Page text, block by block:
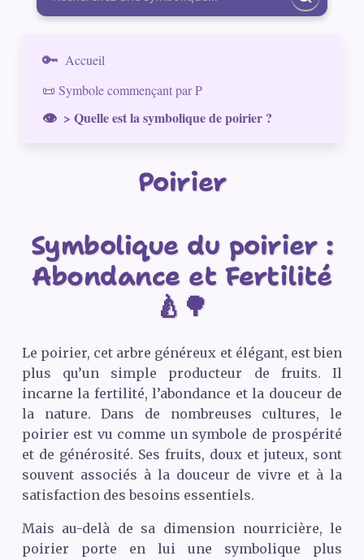
Accueil
📜 Symbole commençant par P
> Quelle est la symbolique de poirier ?
Poirier
Symbolique du poirier :
Abondance et Fertilité
🍐🌳
Le poirier, cet arbre généreux et élégant, est bien
plus qu’un simple producteur de fruits. Il
incarne la fertilité, l’abondance et la douceur de
la nature. Dans de nombreuses cultures, le
poirier est vu comme un symbole de prospérité
et de générosité. Ses fruits, doux et juteux, sont
souvent associés à la douceur de vivre et à la
satisfaction des besoins essentiels.
Mais au-delà de sa dimension nourricière, le
poirier porte en lui une symbolique plus